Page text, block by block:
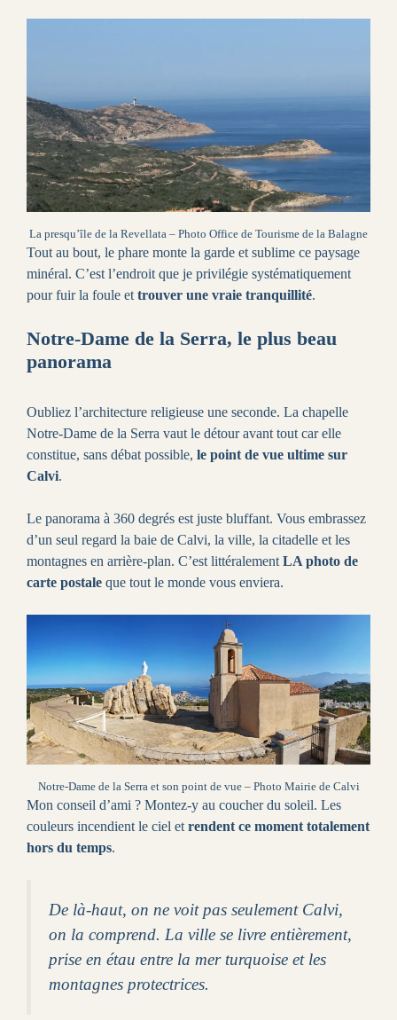
La presqu’île de la Revellata – Photo Office de Tourisme de la Balagne
Tout au bout, le phare monte la garde et sublime ce paysage
minéral. C’est l’endroit que je privilégie systématiquement
pour fuir la foule et trouver une vraie tranquillité.
Notre-Dame de la Serra, le plus beau
panorama
Oubliez l’architecture religieuse une seconde. La chapelle
Notre-Dame de la Serra vaut le détour avant tout car elle
constitue, sans débat possible, le point de vue ultime sur
Calvi.
Le panorama à 360 degrés est juste bluffant. Vous embrassez
d’un seul regard la baie de Calvi, la ville, la citadelle et les
montagnes en arrière-plan. C’est littéralement LA photo de
carte postale que tout le monde vous enviera.
Notre-Dame de la Serra et son point de vue – Photo Mairie de Calvi
Mon conseil d’ami ? Montez-y au coucher du soleil. Les
couleurs incendient le ciel et rendent ce moment totalement
hors du temps.
De là-haut, on ne voit pas seulement Calvi,
on la comprend. La ville se livre entièrement,
prise en étau entre la mer turquoise et les
montagnes protectrices.